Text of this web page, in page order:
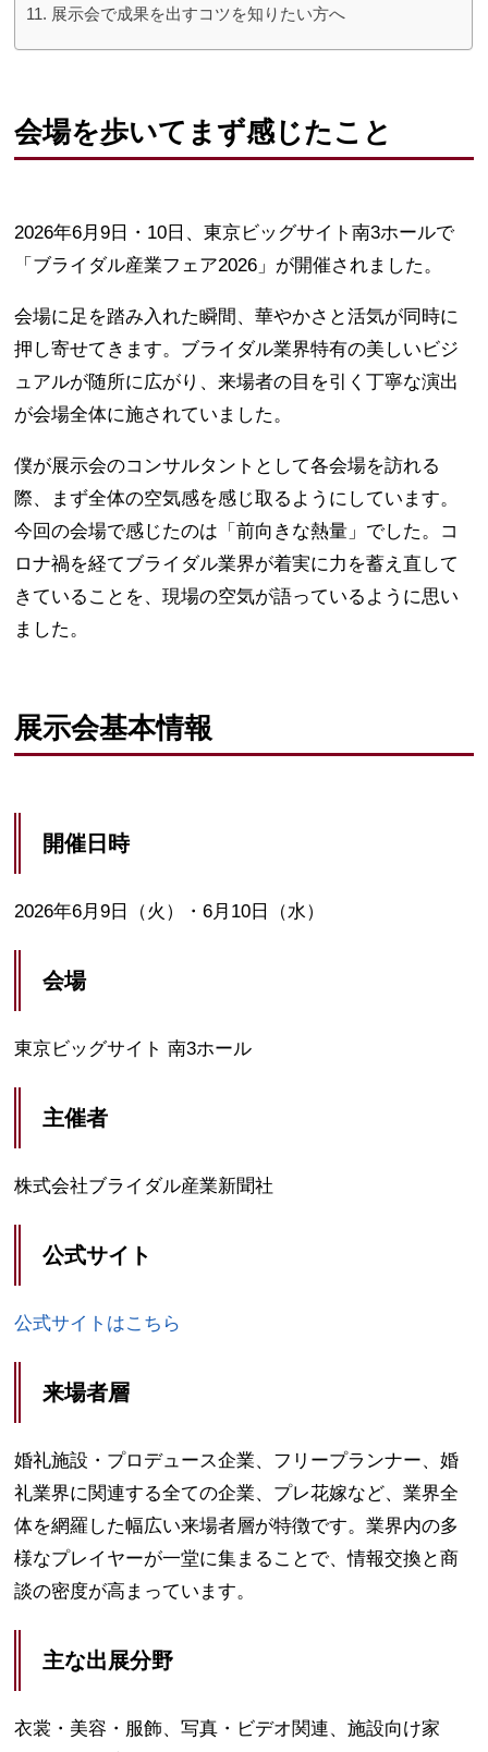
展示会で成果を出すコツを知りたい方へ
会場を歩いてまず感じたこと
2026年6月9日・10日、東京ビッグサイト南3ホールで
「ブライダル産業フェア2026」が開催されました。
会場に足を踏み入れた瞬間、華やかさと活気が同時に
押し寄せてきます。ブライダル業界特有の美しいビジ
ュアルが随所に広がり、来場者の目を引く丁寧な演出
が会場全体に施されていました。
僕が展示会のコンサルタントとして各会場を訪れる
際、まず全体の空気感を感じ取るようにしています。
今回の会場で感じたのは「前向きな熱量」でした。コ
ロナ禍を経てブライダル業界が着実に力を蓄え直して
きていることを、現場の空気が語っているように思い
ました。
展示会基本情報
開催日時
2026年6月9日（火）・6月10日（水）
会場
東京ビッグサイト 南3ホール
主催者
株式会社ブライダル産業新聞社
公式サイト
公式サイトはこちら
来場者層
婚礼施設・プロデュース企業、フリープランナー、婚
礼業界に関連する全ての企業、プレ花嫁など、業界全
体を網羅した幅広い来場者層が特徴です。業界内の多
様なプレイヤーが一堂に集まることで、情報交換と商
談の密度が高まっています。
主な出展分野
衣裳・美容・服飾、写真・ビデオ関連、施設向け家